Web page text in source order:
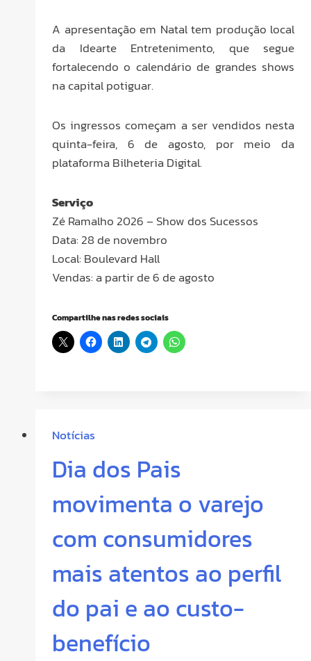
A apresentação em Natal tem produção local
da Idearte Entretenimento, que segue
fortalecendo o calendário de grandes shows
na capital potiguar.
Os ingressos começam a ser vendidos nesta
quinta-feira, 6 de agosto, por meio da
plataforma Bilheteria Digital.
Serviço
Zé Ramalho 2026 – Show dos Sucessos
Data: 28 de novembro
Local: Boulevard Hall
Vendas: a partir de 6 de agosto
Compartilhe nas redes sociais
Notícias
Dia dos Pais
movimenta o varejo
com consumidores
mais atentos ao perfil
do pai e ao custo-
benefício